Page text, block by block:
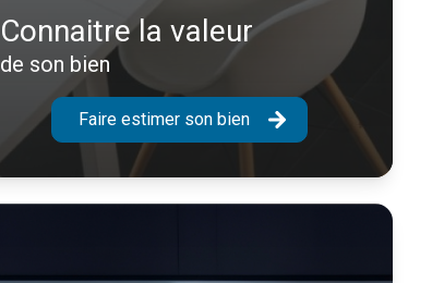
Connaitre la valeur
de son bien
Faire estimer son bien